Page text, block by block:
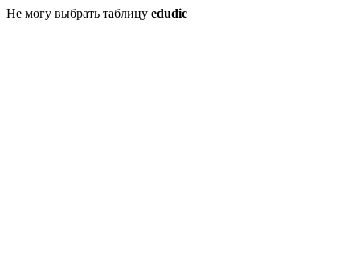
Не могу выбрать таблицу edudic